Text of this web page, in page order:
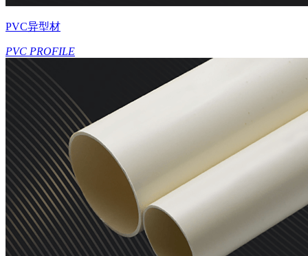
PVC异型材
PVC PROFILE